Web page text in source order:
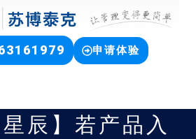
申请体验
星辰】若产品入